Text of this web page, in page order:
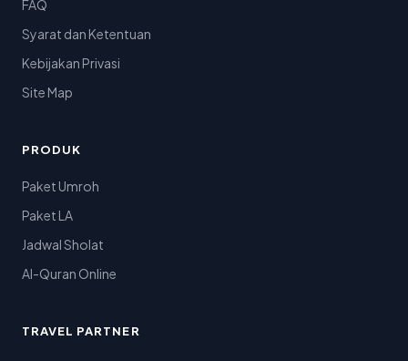
FAQ
Syarat dan Ketentuan
Kebijakan Privasi
Site Map
PRODUK
Paket Umroh
Paket LA
Jadwal Sholat
Al-Quran Online
TRAVEL PARTNER